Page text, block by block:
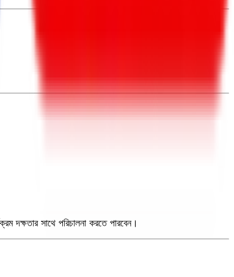
দক্ষতার সাথে পরিচালনা করতে পারবেন।